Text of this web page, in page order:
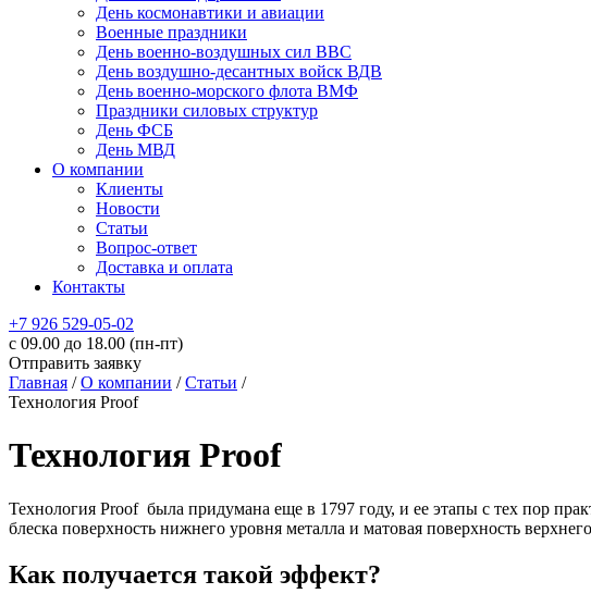
День космонавтики и авиации
Военные праздники
День военно-воздушных сил ВВС
День воздушно-десантных войск ВДВ
День военно-морского флота ВМФ
Праздники силовых структур
День ФСБ
День МВД
О компании
Клиенты
Новости
Статьи
Вопрос-ответ
Доставка и оплата
Контакты
+7 926 529-05-02
c 09.00 до 18.00 (пн-пт)
Отправить заявку
Главная /О компании /Статьи /
Технология Proof
Технология Proof
Технология Proof была придумана еще в 1797 году, и ее этапы с тех пор
блеска поверхность нижнего уровня металла и матовая поверхность
Как получается такой эффект?